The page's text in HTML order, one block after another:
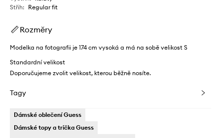
Střih: Regular fit
Rozměry
Modelka na fotografii je 174 cm vysoká a má na sobě velikost S
Standardní velikost
Doporučujeme zvolit velikost, kterou běžně nosíte.
Tagy
Dámské oblečení Guess
Dámské topy a trička Guess